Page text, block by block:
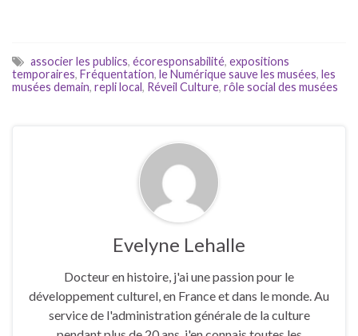
associer les publics, écoresponsabilité, expositions
temporaires, Fréquentation, le Numérique sauve les musées, les
musées demain, repli local, Réveil Culture, rôle social des musées
Evelyne Lehalle
Docteur en histoire, j'ai une passion pour le
développement culturel, en France et dans le monde. Au
service de l'administration générale de la culture